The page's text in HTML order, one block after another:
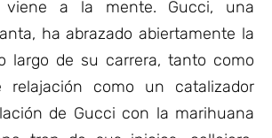
viene a la mente. Gucci, una
ha abrazado abiertamente la
largo de su carrera, tanto como
relajación como un catalizador
de Gucci con la marihuana